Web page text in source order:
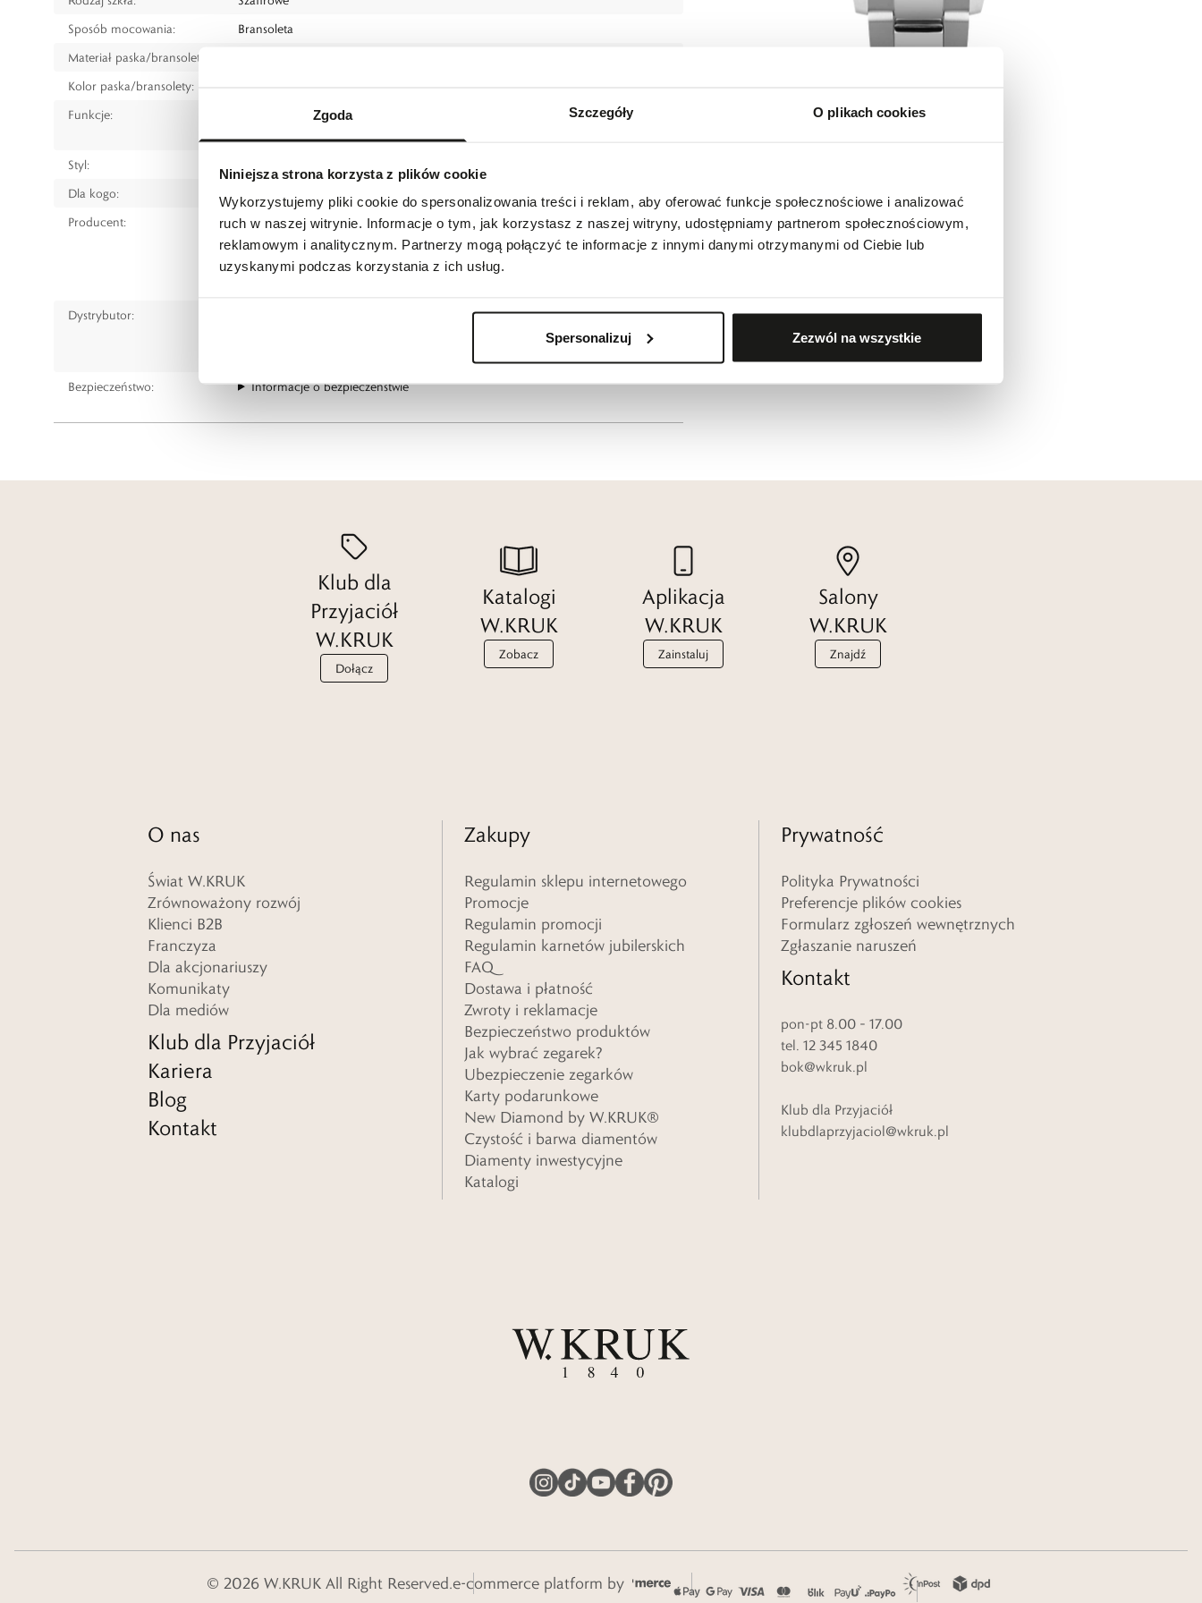
Zgoda Szczegóły O plikach cookies
Niniejsza strona korzysta z plików cookie
Wykorzystujemy pliki cookie do spersonalizowania treści i reklam, aby oferować funkcje społecznościowe i analizować
ruch w naszej witrynie. Informacje o tym, jak korzystasz z naszej witryny, udostępniamy partnerom społecznościowym,
reklamowym i analitycznym. Partnerzy mogą połączyć te informacje z innymi danymi otrzymanymi od Ciebie lub
uzyskanymi podczas korzystania z ich usług.
Spersonalizuj Zezwól na wszystkie
Sposób mocowania:
Bransoleta
Materiał paska/bransolety:
Kolor paska/bransolety:
Funkcje:
Czas światowy (GMT)
Styl:
Dla kogo:
Dla mężczyzny
Producent:
Atlantic Watch Production Ltd.
Solothunstrasse 44, CH-2543 Lengnau, Switzerland
tel.: 41 32 625 1888
Dystrybutor:
Bezpieczeństwo:
Informacje o bezpieczeństwie
Klub dla
Przyjaciół
W.KRUK
Dołącz
Katalogi
W.KRUK
Zobacz
Aplikacja
W.KRUK
Zainstaluj
Salony
W.KRUK
Znajdź
O nas
Świat W.KRUK
Zrównoważony rozwój
Klienci B2B
Franczyza
Dla akcjonariuszy
Komunikaty
Dla mediów
Klub dla Przyjaciół
Kariera
Blog
Kontakt
Zakupy
Regulamin sklepu internetowego
Promocje
Regulamin promocji
Regulamin karnetów jubilerskich
FAQ
Dostawa i płatność
Zwroty i reklamacje
Bezpieczeństwo produktów
Jak wybrać zegarek?
Ubezpieczenie zegarków
Karty podarunkowe
New Diamond by W.KRUK®
Czystość i barwa diamentów
Diamenty inwestycyjne
Katalogi
Prywatność
Polityka Prywatności
Preferencje plików cookies
Formularz zgłoszeń wewnętrznych
Zgłaszanie naruszeń
Kontakt
pon-pt 8.00 – 17.00
tel. 12 345 1840
bok@wkruk.pl
Klub dla Przyjaciół
klubdlaprzyjaciol@wkruk.pl
© 2026 W.KRUKAll Right Reserved.e-commerce platform by